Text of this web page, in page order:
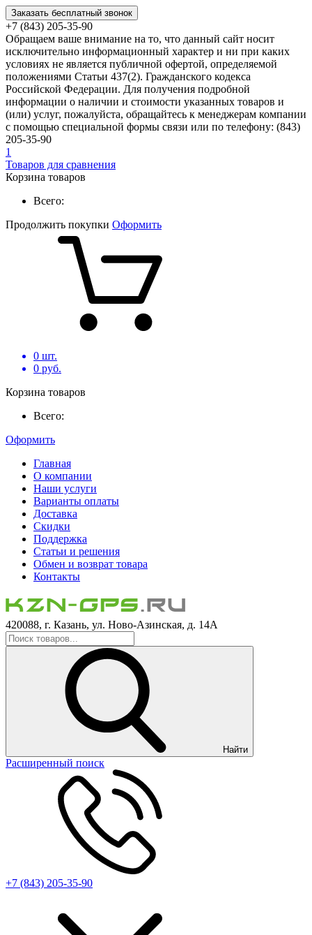
Заказать бесплатный звонок
+7 (843) 205-35-90
Обращаем ваше внимание на то, что данный сайт носит
исключительно информационный характер и ни при каких
условиях не является публичной офертой, определяемой
положениями Статьи 437(2). Гражданского кодекса
Российской Федерации. Для получения подробной
информации о наличии и стоимости указанных товаров и
(или) услуг, пожалуйста, обращайтесь к менеджерам компании
с помощью специальной формы связи или по телефону: (843)
205-35-90
1
Товаров для сравнения
Корзина товаров
Всего:
Продолжить покупки Оформить
0 шт.
0 руб.
Корзина товаров
Всего:
Оформить
Главная
О компании
Наши услуги
Варианты оплаты
Доставка
Скидки
Поддержка
Статьи и решения
Обмен и возврат товара
Контакты
420088, г. Казань, ул. Ново-Азинская, д. 14А
Найти
Расширенный поиск
+7 (843) 205-35-90